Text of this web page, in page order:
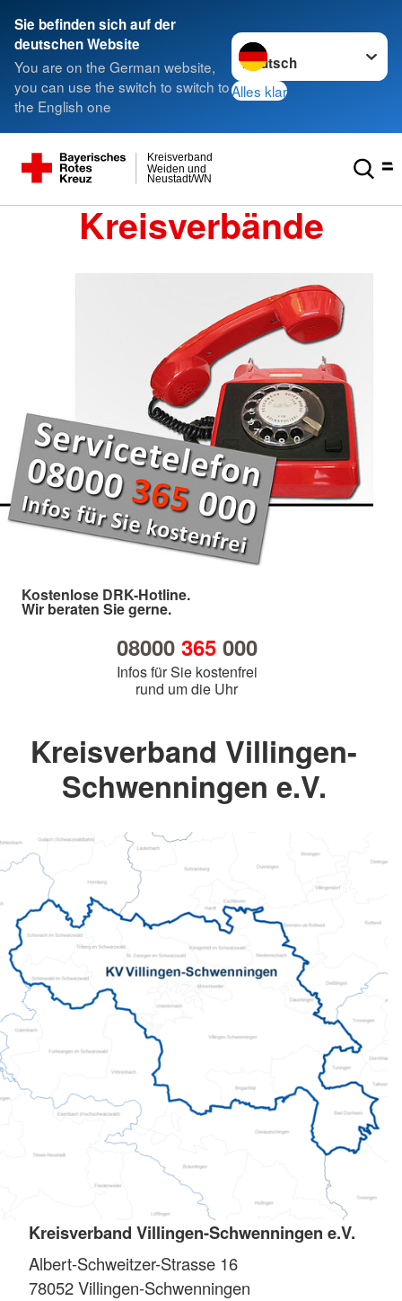
Sie befinden sich auf der
deutschen Website
You are on the German website,
you can use the switch to switch to
the English one
Sprache wechseln zu
Alles klar
Neustadt/WN
Weiden und
Kreisverband
Kreisverbände
Kostenlose DRK-Hotline.
Wir beraten Sie gerne.
08000 365000
Infos für Sie kostenfrei
rund um die Uhr
Kreisverband Villingen-
Schwenningen e.V.
Kreisverband Villingen-Schwenningen e.V.
Albert-Schweitzer-Strasse 16
78052Villingen-Schwenningen